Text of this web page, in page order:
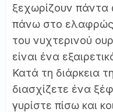
ξεχωρίζουν πάντα
πάνω στο ελαφρώς
του νυχτερινού
είναι ένα
Κατά τη διάρκεια
διασχίζετε ένα
γυρίστε πίσω και